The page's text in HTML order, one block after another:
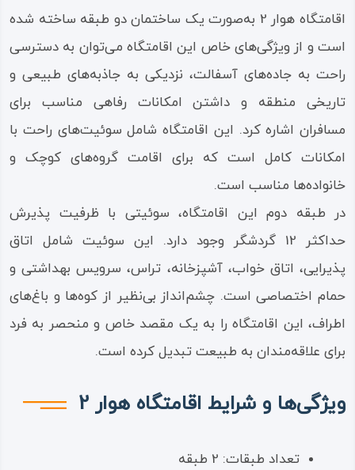
اقامتگاه هوار 2 به‌صورت یک ساختمان دو طبقه ساخته شده
است و از ویژگی‌های خاص این اقامتگاه می‌توان به دسترسی
راحت به جاده‌های آسفالت، نزدیکی به جاذبه‌های طبیعی و
تاریخی منطقه و داشتن امکانات رفاهی مناسب برای
مسافران اشاره کرد. این اقامتگاه شامل سوئیت‌های راحت با
امکانات کامل است که برای اقامت گروه‌های کوچک و
خانواده‌ها مناسب است.
در طبقه دوم این اقامتگاه، سوئیتی با ظرفیت پذیرش
حداکثر 12 گردشگر وجود دارد. این سوئیت شامل اتاق
پذیرایی، اتاق خواب، آشپزخانه، تراس، سرویس بهداشتی و
حمام اختصاصی است. چشم‌انداز بی‌نظیر از کوه‌ها و باغ‌های
اطراف، این اقامتگاه را به یک مقصد خاص و منحصر به فرد
برای علاقه‌مندان به طبیعت تبدیل کرده است.
ویژگی‌ها و شرایط اقامتگاه هوار 2
تعداد طبقات: 2 طبقه